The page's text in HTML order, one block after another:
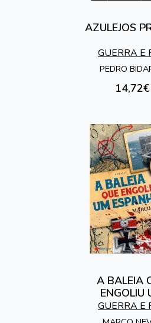
AZULEJOS
GUERRA E
PEDRO
14,72€
A BALEIA
ENGOLIU
GUERRA E